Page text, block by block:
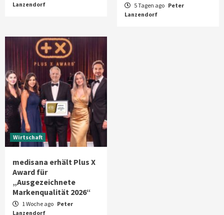
Lanzendorf
5 Tagen ago Peter
Lanzendorf
Wirtschaft
medisana erhält Plus X
Award für
„Ausgezeichnete
Markenqualität 2026“
1 Woche ago Peter
Lanzendorf